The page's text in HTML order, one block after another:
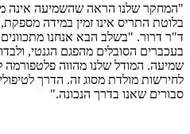
"המחקר שלנו הראה שהשמיעה אינה
בלוטת התריס אינו זמין במידה
ד"ר דרור. "בשלב הבא אנחנו
בעכברים הסובלים מהפגם הגנטי,
שמיעה. המודל שלנו מהווה פלטפורמה
לחירשות מולדת מסוג זה. הדרך
סבורים שאנו בדרך הנכונה."